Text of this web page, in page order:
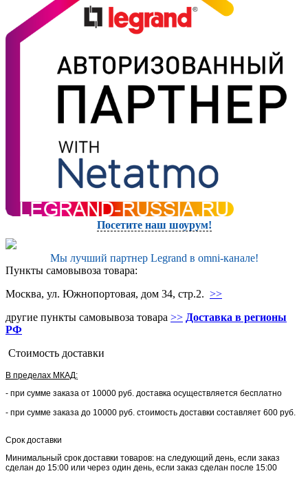
Посетите наш шоурум!
Мы лучший партнер Legrand в omni-канале!
Пункты самовывоза товара:
Москва, ул. Южнопортовая, дом 34, стр.2. >>
другие пункты самовывоза товара >> Доставка в регионы
РФ
Стоимость доставки
В пределах МКАД:
- при сумме заказа от 10000 руб. доставка осуществляется бесплатно
- при сумме заказа до 10000 руб. стоимость доставки составляет 600 руб.
Срок доставки
Минимальный срок доставки товаров: на следующий день, если заказ
сделан до 15:00 или через один день, если заказ сделан после 15:00